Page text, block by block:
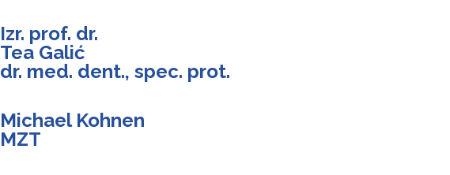
Izr. prof. dr.
Tea Galić
dr. med. dent., spec. prot.
Michael Kohnen
MZT